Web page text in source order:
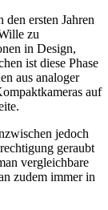
ersten Jahren
zu
in Design,
ist diese Phase
aus analoger
auf
jedoch
geraubt
vergleichbare
zudem immer in